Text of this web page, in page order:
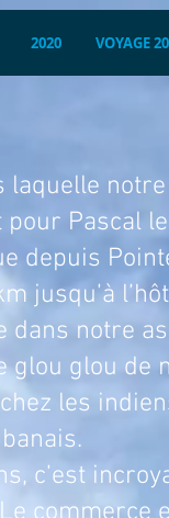
2020 VOYAGE
notre
Pascal
depuis
jusqu’à
dans notre
glou glou de
les